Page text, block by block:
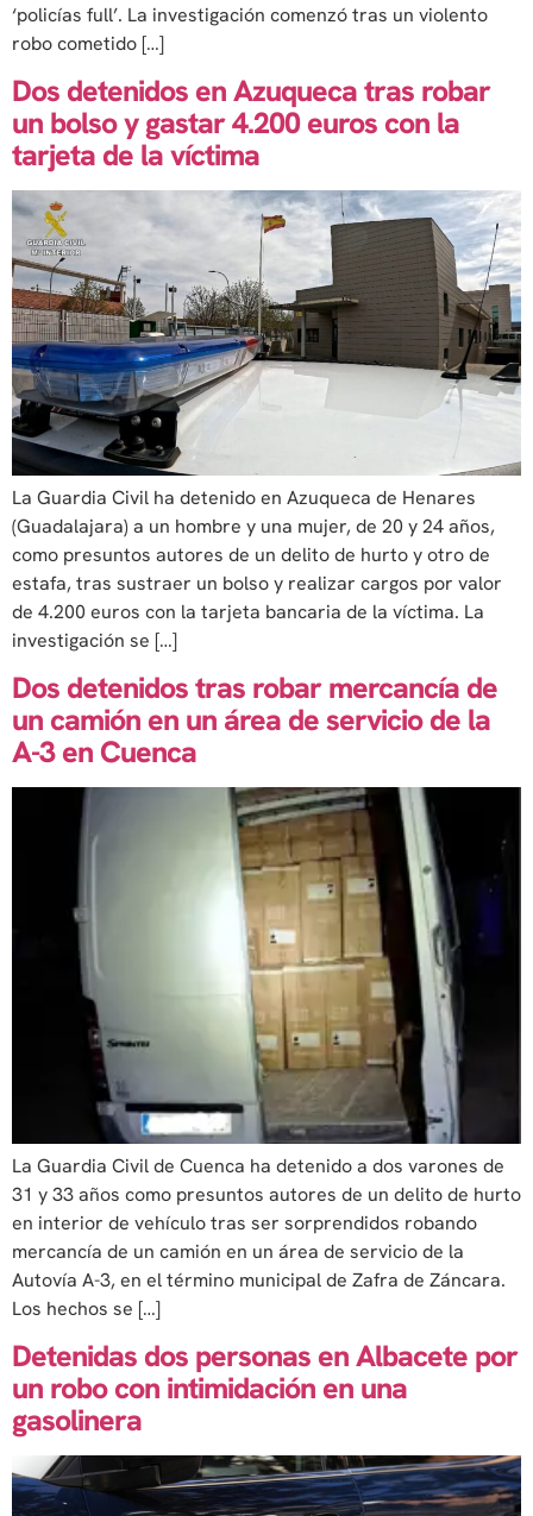
‘policías full’. La investigación comenzó tras un violento
robo cometido […]
Dos detenidos en Azuqueca tras robar
un bolso y gastar 4.200 euros con la
tarjeta de la víctima
La Guardia Civil ha detenido en Azuqueca de Henares
(Guadalajara) a un hombre y una mujer, de 20 y 24 años,
como presuntos autores de un delito de hurto y otro de
estafa, tras sustraer un bolso y realizar cargos por valor
de 4.200 euros con la tarjeta bancaria de la víctima. La
investigación se […]
Dos detenidos tras robar mercancía de
un camión en un área de servicio de la
A-3 en Cuenca
La Guardia Civil de Cuenca ha detenido a dos varones de
31 y 33 años como presuntos autores de un delito de hurto
en interior de vehículo tras ser sorprendidos robando
mercancía de un camión en un área de servicio de la
Autovía A-3, en el término municipal de Zafra de Záncara.
Los hechos se […]
Detenidas dos personas en Albacete por
un robo con intimidación en una
gasolinera